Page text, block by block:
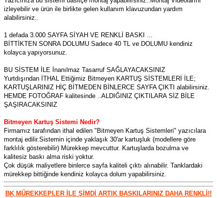
izleyebilir ve ürün ile birlikte gelen kullanım klavuzundan yardım
alabilirsiniz..
1 defada 3.000 SAYFA SİYAH VE RENKLİ BASKI ...
BİTTİKTEN SONRA DOLUMU Sadece 40 TL ve DOLUMU kendiniz
kolayca yapıyorsunuz.
BU SİSTEM İLE İnanılmaz Tasarruf SAĞLAYACAKSINIZ
Yurtdışından İTHAL Ettiğimiz Bitmeyen KARTUŞ SİSTEMLERİ İLE;
KARTUŞLARINIZ HİÇ BİTMEDEN BİNLERCE SAYFA ÇIKTI alabilirsiniz.
HEMDE FOTOĞRAF kalitesinde ..ALDIĞINIZ ÇIKTILARA SİZ BİLE
ŞAŞIRACAKSINIZ
Bitmeyen Kartuş Sistemi Nedir?
Firmamız tarafından ithal edilen "Bitmeyen Kartuş Sistemleri" yazıcılara
montaj edilir.Sistemin içinde yaklaşık 30'ar kartuşluk (modellere göre
farklılık gösterebilir) Mürekkep mevcuttur. Kartuşlarda bozulma ve
kalitesiz baskı alma riski yoktur.
Çok düşük maliyetlere binlerce sayfa kaliteli çıktı alınabilir. Tanklardaki
mürekkep bittiğinde kendiniz kolayca dolum yapabilirsiniz.
BK MÜREKKEPLER İLE ŞİMDİ ARTIK BASKILARINIZ DAHA RENKLİ!!